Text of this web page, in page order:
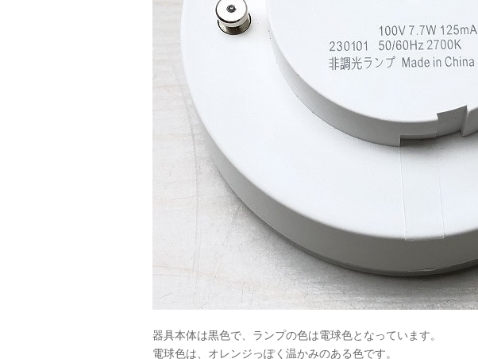
器具本体は黒色で、ランプの色は電球色となっています。
電球色は、オレンジっぽく温かみのある色です。